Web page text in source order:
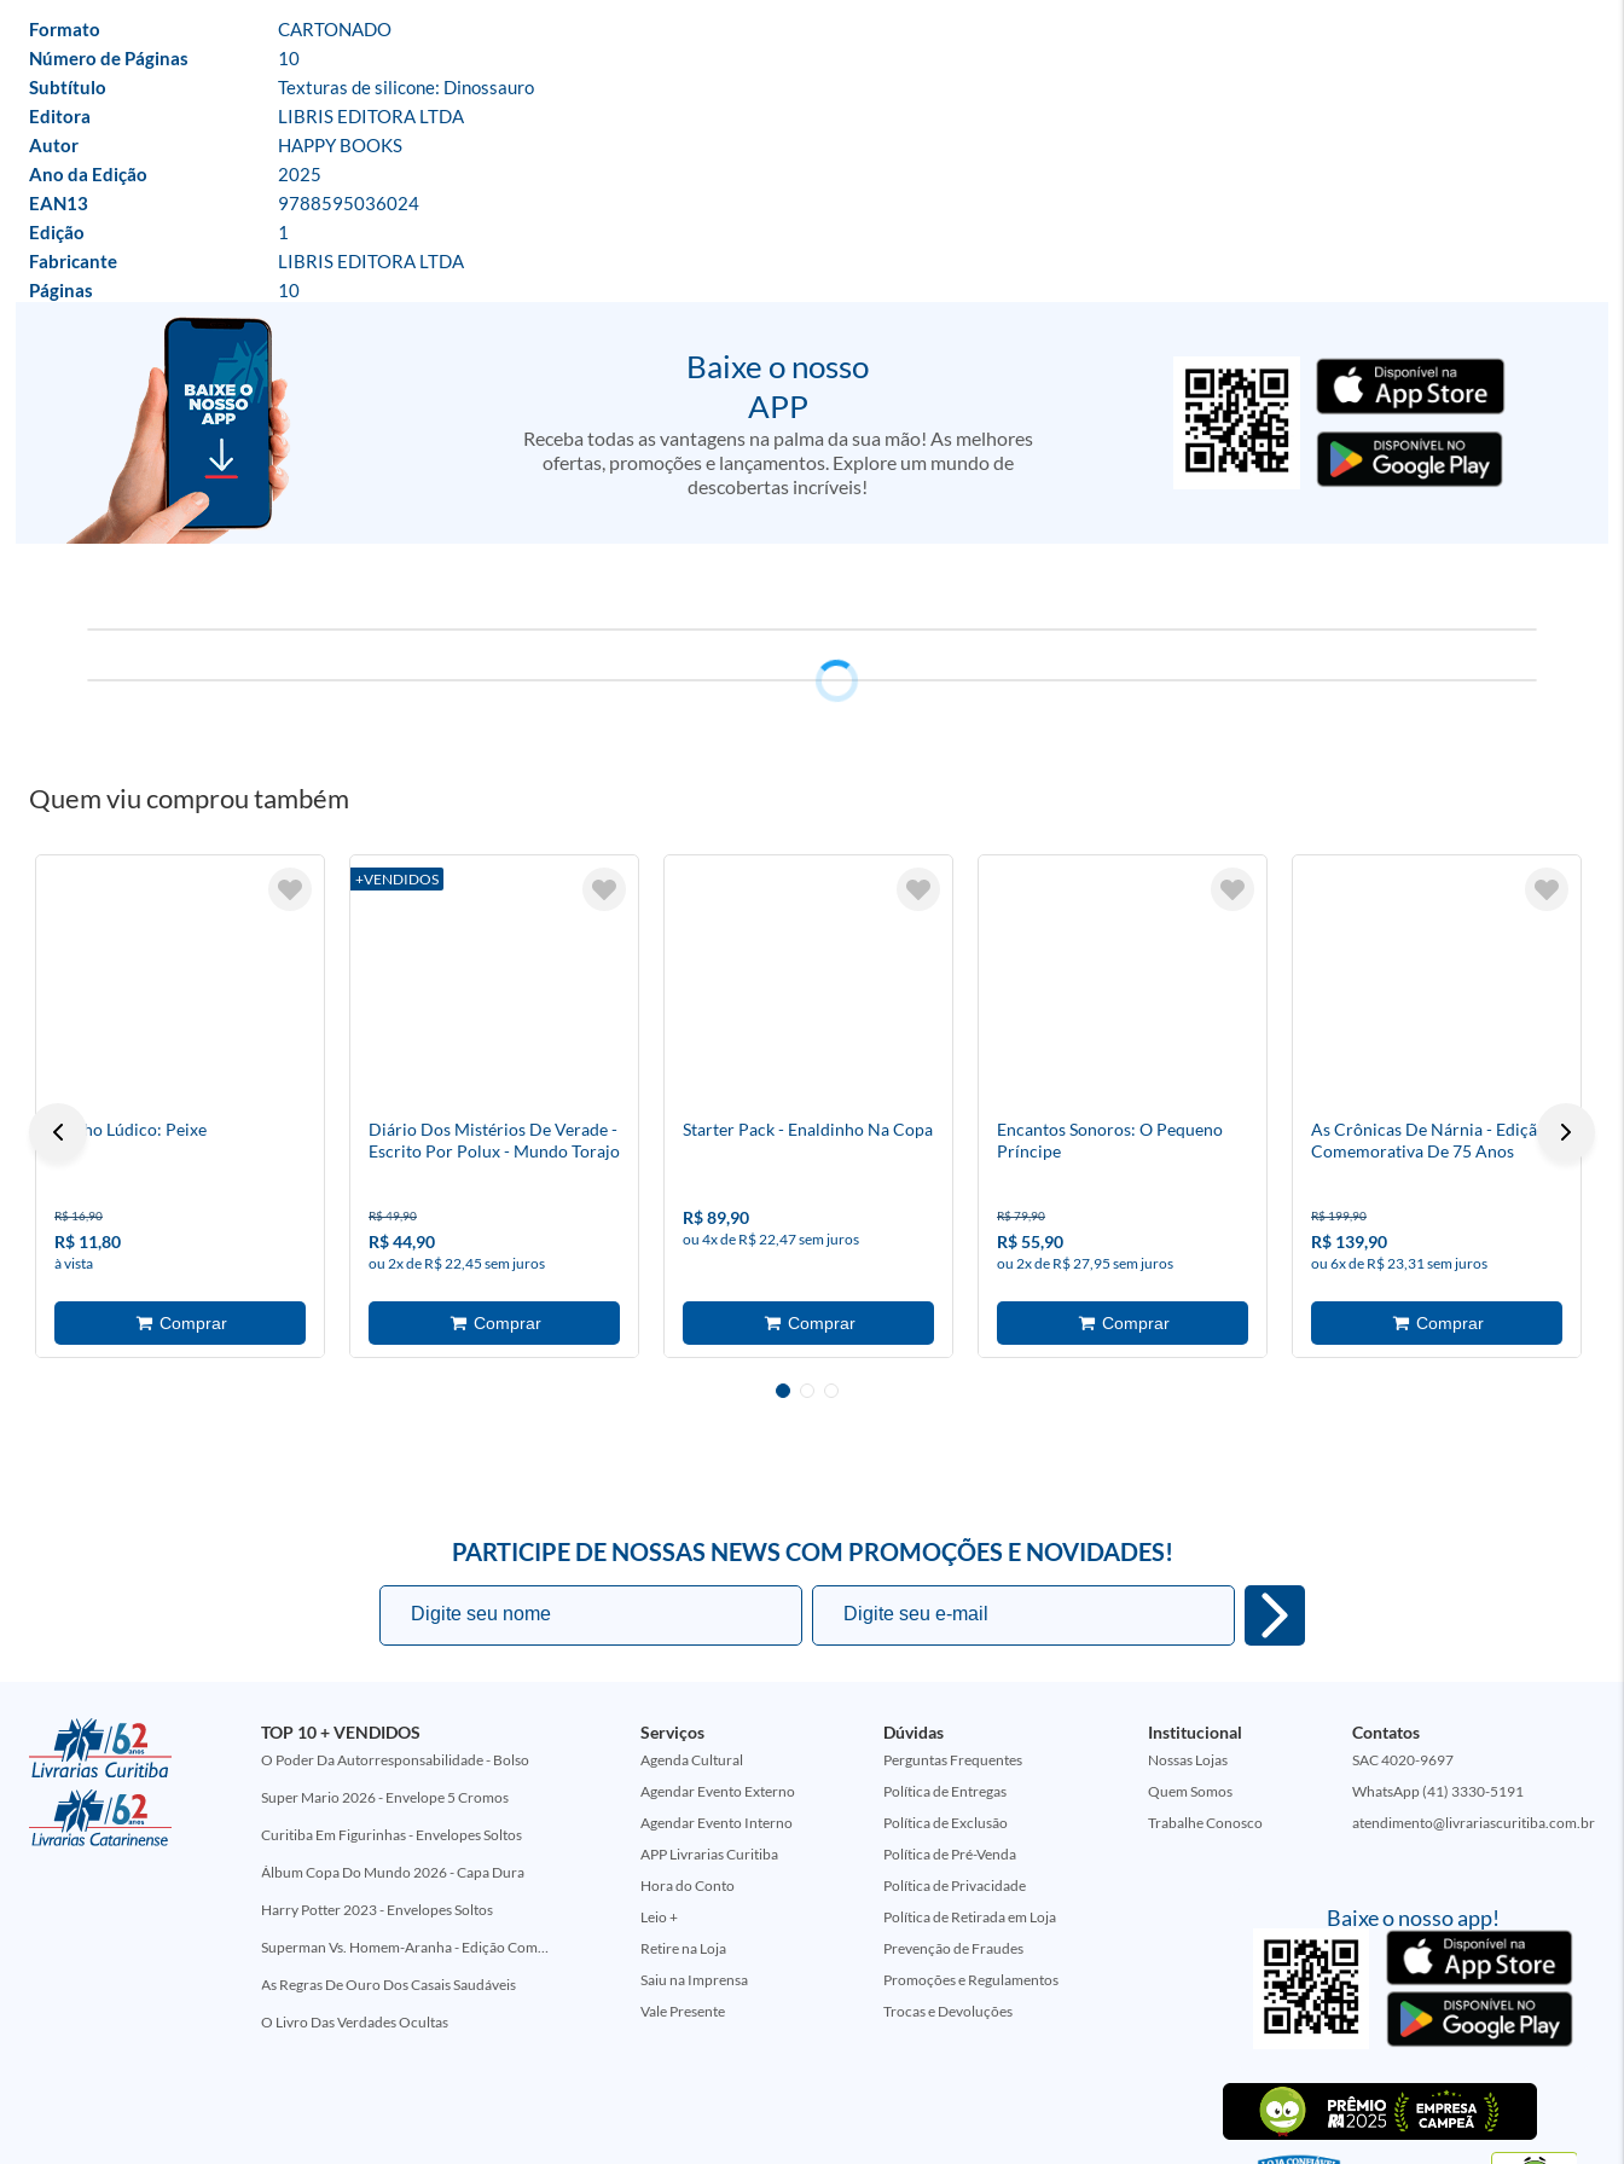
Formato
CARTONADO
Número de Páginas
10
Subtítulo
Texturas de silicone: Dinossauro
Editora
LIBRIS EDITORA LTDA
Autor
HAPPY BOOKS
Ano da Edição
2025
EAN13
9788595036024
Edição
1
Fabricante
LIBRIS EDITORA LTDA
Páginas
10
Baixe o nosso
APP
Receba todas as vantagens na palma da sua mão! As melhores
ofertas, promoções e lançamentos. Explore um mundo de
descobertas incríveis!
Quem viu comprou também
Banho Lúdico: Peixe
R$ 16,90
R$ 11,80
à vista
+VENDIDOS
Diário Dos Mistérios De Verade -
Escrito Por Polux - Mundo Torajo
R$ 49,90
R$ 44,90
ou 2x de R$ 22,45 sem juros
Starter Pack - Enaldinho Na Copa
R$ 89,90
ou 4x de R$ 22,47 sem juros
Encantos Sonoros: O Pequeno
Príncipe
R$ 79,90
R$ 55,90
ou 2x de R$ 27,95 sem juros
As Crônicas De Nárnia - Edição
Comemorativa De 75 Anos
R$ 199,90
R$ 139,90
ou 6x de R$ 23,31 sem juros
PARTICIPE DE NOSSAS NEWS COM PROMOÇÕES E NOVIDADES!
Baixe o nosso app!
TOP 10 + VENDIDOS
O Poder Da Autorresponsabilidade - Bolso
Super Mario 2026 - Envelope 5 Cromos
Curitiba Em Figurinhas - Envelopes Soltos
Álbum Copa Do Mundo 2026 - Capa Dura
Harry Potter 2023 - Envelopes Soltos
Superman Vs. Homem-Aranha - Edição Comemorativa 50 Anos (Encontros Clássicos Dc E Marvel)
As Regras De Ouro Dos Casais Saudáveis
O Livro Das Verdades Ocultas
Serviços
Agenda Cultural
Agendar Evento Externo
Agendar Evento Interno
APP Livrarias Curitiba
Hora do Conto
Leio +
Retire na Loja
Saiu na Imprensa
Vale Presente
Dúvidas
Perguntas Frequentes
Política de Entregas
Política de Exclusão
Política de Pré-Venda
Política de Privacidade
Política de Retirada em Loja
Prevenção de Fraudes
Promoções e Regulamentos
Trocas e Devoluções
Institucional
Nossas Lojas
Quem Somos
Trabalhe Conosco
Contatos
SAC 4020-9697
WhatsApp (41) 3330-5191
atendimento@livrariascuritiba.com.br